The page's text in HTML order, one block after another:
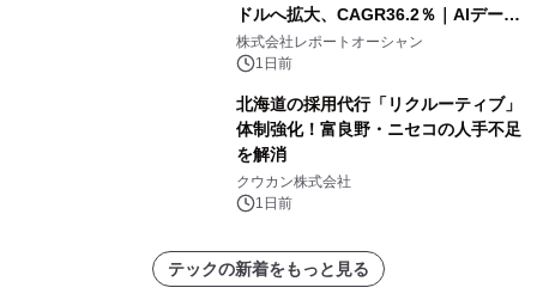
ドルへ拡大、CAGR36.2％｜AIデータ
センター・高速光通信需要が成長を加
速
株式会社レポートオーシャン
1日前
北海道の採用代行「リクルーティブ」
体制強化！富良野・ニセコの人手不足
を解消
クウカン株式会社
1日前
テックの新着をもっと見る